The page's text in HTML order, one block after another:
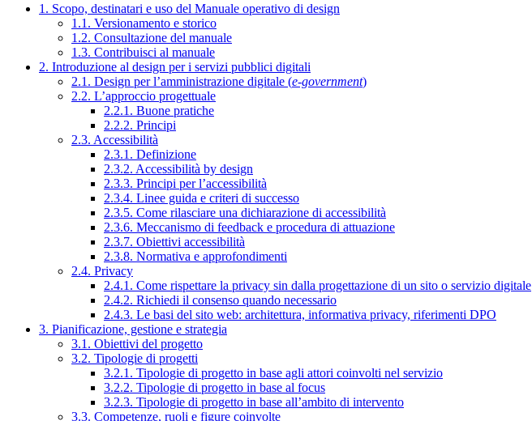
1. Scopo, destinatari e uso del Manuale operativo di design
1.1. Versionamento e storico
1.2. Consultazione del manuale
1.3. Contribuisci al manuale
2. Introduzione al design per i servizi pubblici digitali
2.1. Design per l’amministrazione digitale (e-government)
2.2. L’approccio progettuale
2.2.1. Buone pratiche
2.2.2. Principi
2.3. Accessibilità
2.3.1. Definizione
2.3.2. Accessibilità by design
2.3.3. Principi per l’accessibilità
2.3.4. Linee guida e criteri di successo
2.3.5. Come rilasciare una dichiarazione di accessibilità
2.3.6. Meccanismo di feedback e procedura di attuazione
2.3.7. Obiettivi accessibilità
2.3.8. Normativa e approfondimenti
2.4. Privacy
2.4.1. Come rispettare la privacy sin dalla progettazione di un sito o servizio digitale
2.4.2. Richiedi il consenso quando necessario
2.4.3. Le basi del sito web: architettura, informativa privacy, riferimenti DPO
3. Pianificazione, gestione e strategia
3.1. Obiettivi del progetto
3.2. Tipologie di progetti
3.2.1. Tipologie di progetto in base agli attori coinvolti nel servizio
3.2.2. Tipologie di progetto in base al focus
3.2.3. Tipologie di progetto in base all’ambito di intervento
3.3. Competenze, ruoli e figure coinvolte